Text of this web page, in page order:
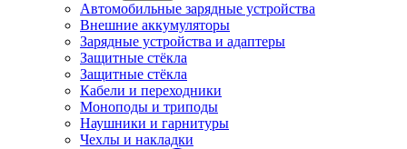
Автомобильные зарядные устройства
Внешние аккумуляторы
Зарядные устройства и адаптеры
Защитные стёкла
Защитные стёкла
Кабели и переходники
Моноподы и триподы
Наушники и гарнитуры
Чехлы и накладки